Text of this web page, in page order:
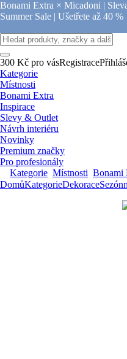
Bonami Extra × Micadoni |
Summer Sale | Ušetřete až 40
300 Kč pro vásRegistrace
Kategorie
Místnosti
Bonami Extra
Inspirace
Slevy & Outlet
Návrh interiéru
Novinky
Premium značky
Pro profesionály
Kategorie Místnosti Bonami
DomůKategorieDekorace